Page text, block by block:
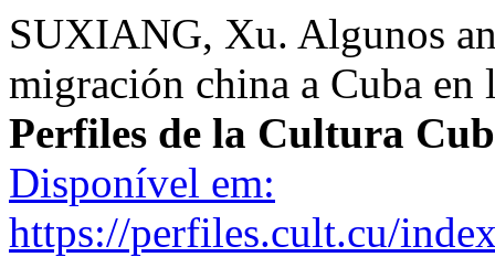
SUXIANG, Xu. Algunos
migración china a Cuba
Perfiles de la Cultura
Disponível em:
https://perfiles.cult.cu/